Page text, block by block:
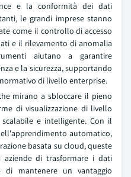
e la conformità dei dati
le grandi imprese stanno
come il controllo di accesso
e il rilevamento di anomalia
aiutano a garantire
e la sicurezza, supportando
di livello enterprise.
mirano a sbloccare il pieno
di visualizzazione di livello
e intelligente. Con il
automatico,
basata su cloud, queste
aziende di trasformare i dati
mantenere un vantaggio